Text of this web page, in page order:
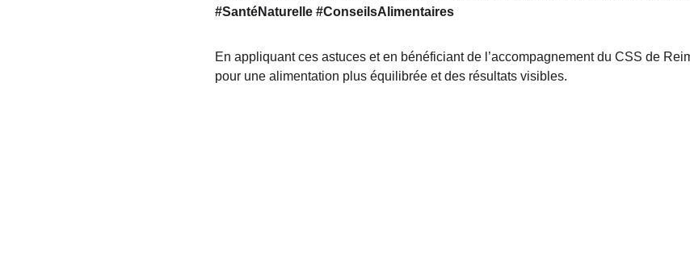
#SantéNaturelle #ConseilsAlimentaires
En appliquant ces astuces et en bénéficiant de l’accompagnement du CSS de
pour une alimentation plus équilibrée et des résultats visibles.